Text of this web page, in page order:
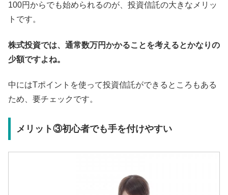
100円からでも始められるのが、投資信託の大きなメリッ
トです。
株式投資では、通常数万円かかることを考えるとかなりの
少額ですよね。
中にはTポイントを使って投資信託ができるところもある
ため、要チェックです。
メリット③初心者でも手を付けやすい